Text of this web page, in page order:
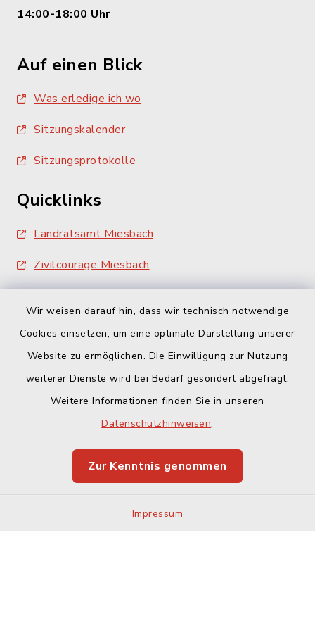
Wir weisen darauf hin, dass wir technisch notwendige
Cookies einsetzen, um eine optimale Darstellung unserer
Website zu ermöglichen. Die Einwilligung zur Nutzung
weiterer Dienste wird bei Bedarf gesondert abgefragt.
Weitere Informationen finden Sie in unseren
Datenschutzhinweisen.
Zur Kenntnis genommen
Impressum
14:00-18:00 Uhr
Auf einen Blick
Was erledige ich wo
Sitzungskalender
Sitzungsprotokolle
Quicklinks
Landratsamt Miesbach
Zivilcourage Miesbach
Barrierefreiheit
Impressum
Sitemap